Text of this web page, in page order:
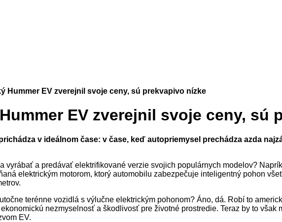
Hummer EV zverejnil svoje ceny, sú prekvapivo nízke
EV zverejnil svoje ceny, sú
v ideálnom čase: v čase, keď autopriemysel prechádza azda
vyrábať a predávať elektrifikované verzie svojich populárnych modelov?
elektrickým motorom, ktorý automobilu zabezpečuje inteligentný pohon
terénne vozidlá s výlučne elektrickým pohonom? Áno, dá. Robí to
nezmyselnosť a škodlivosť pre životné prostredie. Teraz by to
EV.